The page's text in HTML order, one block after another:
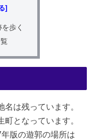
歩く
は残っています。
となっています。
版の遊郭の場所は